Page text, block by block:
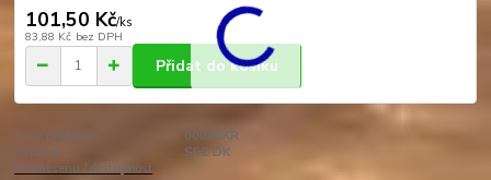
101,50 Kč/ks
83,88 Kč bez DPH
Přidat do košíku
Číslo produktu:
00085KR
Výrobce:
SEZ DK
Hlídat cenu / dostupnost